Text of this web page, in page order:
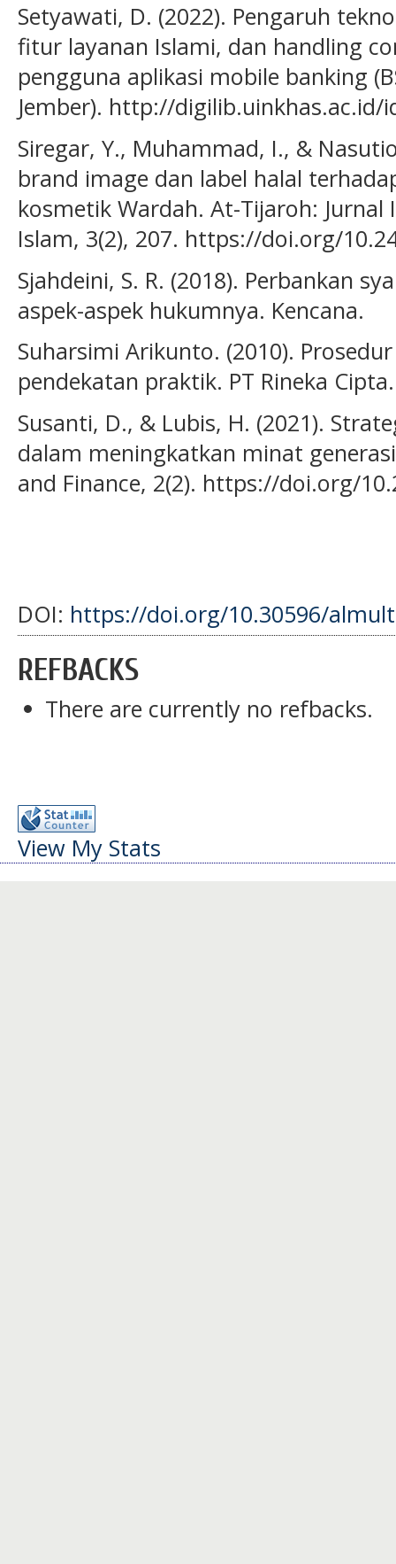
Setyawati, D. (2022). Pengaruh
fitur layanan Islami, dan handling
pengguna aplikasi mobile banking
Jember). http://digilib.uinkhas.ac.id/
Siregar, Y., Muhammad, I., &
brand image dan label halal
kosmetik Wardah. At-Tijaroh:
Islam, 3(2), 207. https://doi.org/
Sjahdeini, S. R. (2018). Perbankan
aspek-aspek hukumnya. Kencana.
Suharsimi Arikunto. (2010).
pendekatan praktik. PT Rineka Cipta.
Susanti, D., & Lubis, H. (2021).
dalam meningkatkan minat
and Finance, 2(2). https://doi.org/
DOI: https://doi.org/10.30596/
REFBACKS
There are currently no refbacks.
View My Stats